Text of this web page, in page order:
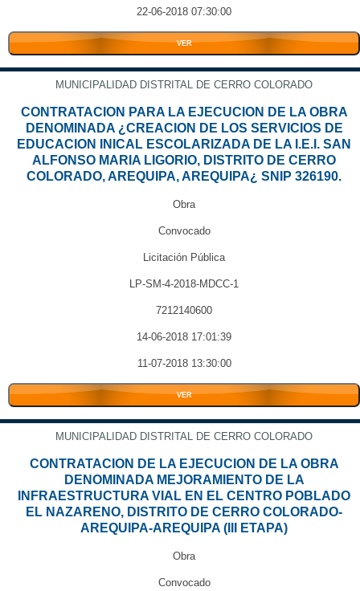
22-06-2018 07:30:00
VER
MUNICIPALIDAD DISTRITAL DE CERRO COLORADO
CONTRATACION PARA LA EJECUCION DE LA OBRA
DENOMINADA ¿CREACION DE LOS SERVICIOS DE
EDUCACION INICAL ESCOLARIZADA DE LA I.E.I. SAN
ALFONSO MARIA LIGORIO, DISTRITO DE CERRO
COLORADO, AREQUIPA, AREQUIPA¿ SNIP 326190.
Obra
Convocado
Licitación Pública
LP-SM-4-2018-MDCC-1
7212140600
14-06-2018 17:01:39
11-07-2018 13:30:00
VER
MUNICIPALIDAD DISTRITAL DE CERRO COLORADO
CONTRATACION DE LA EJECUCION DE LA OBRA
DENOMINADA MEJORAMIENTO DE LA
INFRAESTRUCTURA VIAL EN EL CENTRO POBLADO
EL NAZARENO, DISTRITO DE CERRO COLORADO-
AREQUIPA-AREQUIPA (III ETAPA)
Obra
Convocado